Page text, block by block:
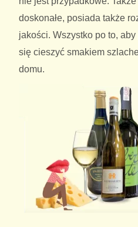
doskonałe, posiada także
jakości. Wszystko po to,
się cieszyć smakiem
domu.